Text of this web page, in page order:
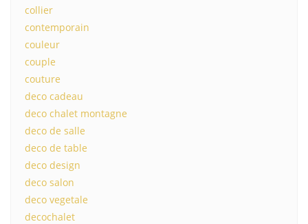
collier
contemporain
couleur
couple
couture
deco cadeau
deco chalet montagne
deco de salle
deco de table
deco design
deco salon
deco vegetale
decochalet